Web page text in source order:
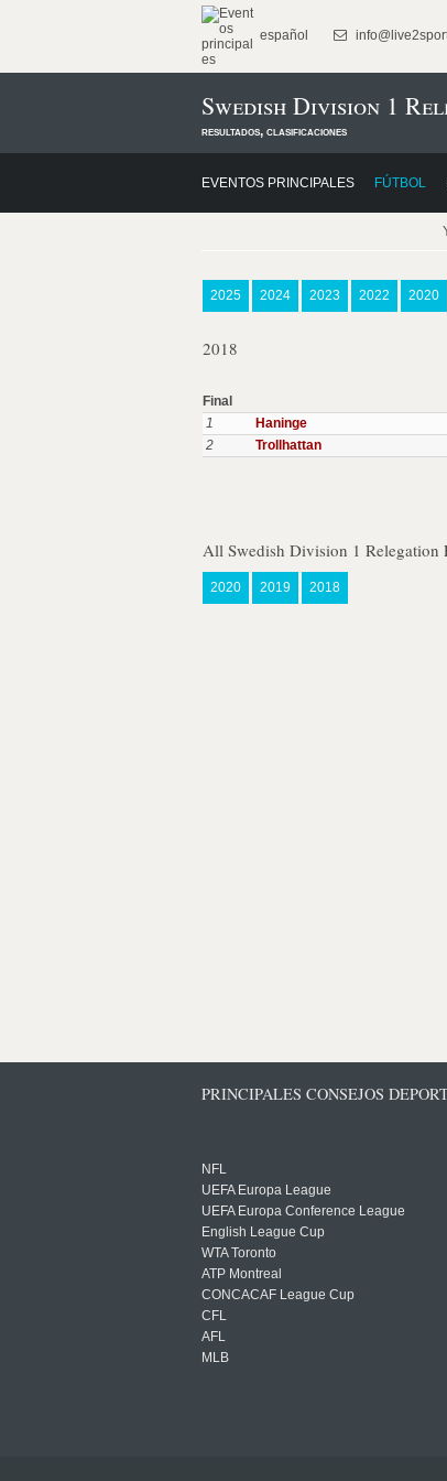
español
Swedish Division 1
resultados, clasificaciones
EVENTOS PRINCIPALES FÚTBOL
2025 2024 2023 2022 2020
2018
Final
1
Haninge
2
Trollhattan
All Swedish Division 1 Relegation
2020 2019 2018
PRINCIPALES CONSEJOS
NFL
UEFA Europa League
UEFA Europa Conference League
English League Cup
WTA Toronto
ATP Montreal
CONCACAF League Cup
CFL
AFL
MLB